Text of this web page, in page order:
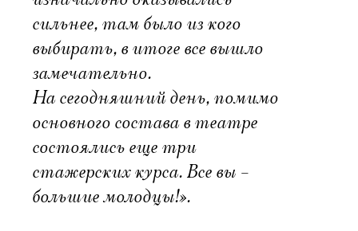
сильнее, там было из кого
выбирать, в итоге все вышло
замечательно.
На сегодняшний день, помимо
основного состава в театре
состоялись еще три
стажерских курса. Все вы –
большие молодцы!».